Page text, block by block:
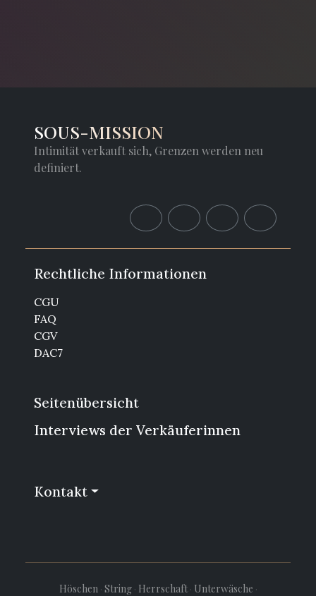
SOUS-MISSION
Intimität verkauft sich, Grenzen werden neu
definiert.
Rechtliche Informationen
CGU
FAQ
CGV
DAC7
Seitenübersicht
Interviews der Verkäuferinnen
Kontakt
Höschen · String · Herrschaft · Unterwäsche ·